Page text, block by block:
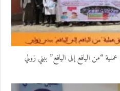
“من اليافع إلى اليافع” ببني زولي